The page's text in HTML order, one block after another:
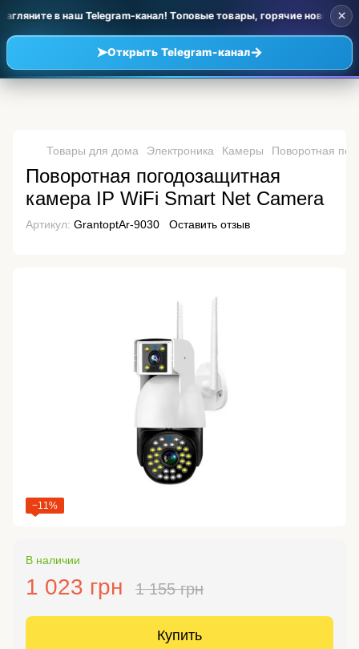
в наш Telegram-канал! Топовые товары, горячие новинки
➤Открыть Telegram-канал→
×
Товары для дома Электроника Камеры Поворотная
Поворотная погодозащитная
камера IP WiFi Smart Net Camera
Артикул: GrantoptAr-9030 Оставить отзыв
−11%
В наличии
1 023 грн 1 155 грн
Купить